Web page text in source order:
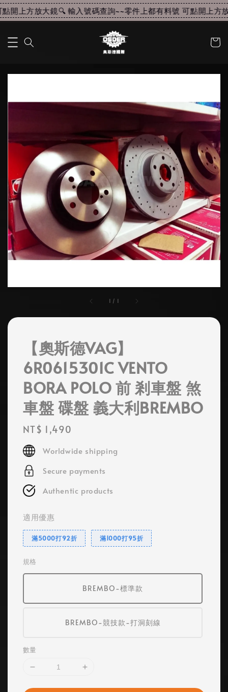
開上方放大鏡🔍 輸入號碼查詢~~零件上都有料號 可點開上方
1 / 1
【奧斯德VAG】
6R0615301C VENTO
BORA POLO 前 剎車盤 煞
車盤 碟盤 義大利BREMBO
Regular
price
NT$ 1,490
Worldwide shipping
Secure payments
Authentic products
適用優惠
滿5000打92折 滿1000打95折
規格
BREMBO-標準款
BREMBO-競技款-打洞刻線
數量